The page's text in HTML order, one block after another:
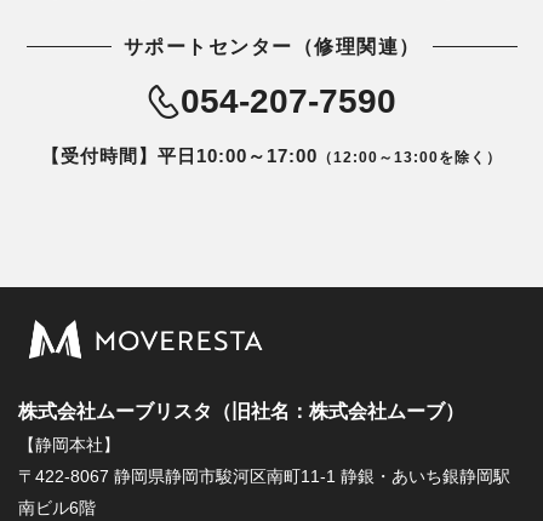
サポートセンター（修理関連）
054-207-7590
【受付時間】平日10:00～17:00 （12:00～13:00を除く）
株式会社ムーブリスタ（旧社名：株式会社ムーブ）
【静岡本社】
〒422-8067 静岡県静岡市駿河区南町11-1 静銀・あいち銀静岡駅
南ビル6階